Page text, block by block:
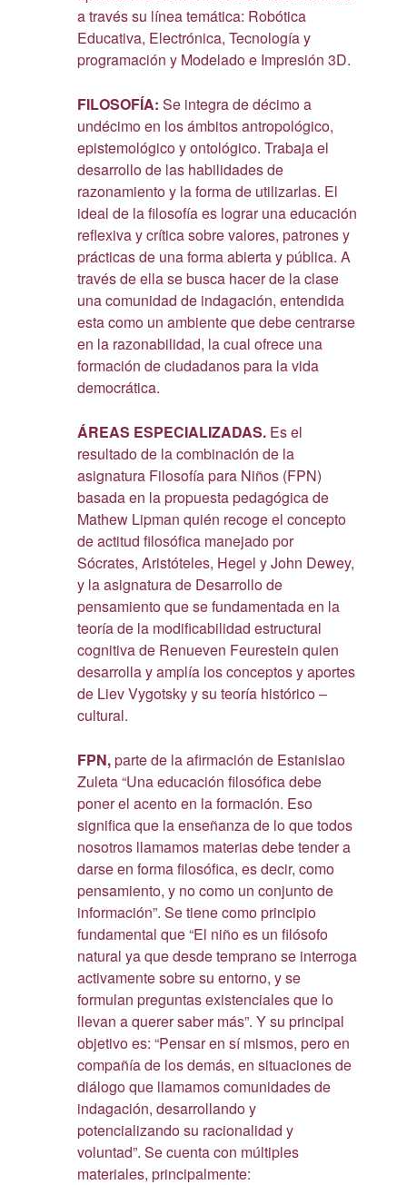
a través su línea temática: Robótica
Educativa, Electrónica, Tecnología y
programación y Modelado e Impresión 3D.
FILOSOFÍA: Se integra de décimo a
undécimo en los ámbitos antropológico,
epistemológico y ontológico. Trabaja el
desarrollo de las habilidades de
razonamiento y la forma de utilizarlas. El
ideal de la filosofía es lograr una educación
reflexiva y crítica sobre valores, patrones y
prácticas de una forma abierta y pública. A
través de ella se busca hacer de la clase
una comunidad de indagación, entendida
esta como un ambiente que debe centrarse
en la razonabilidad, la cual ofrece una
formación de ciudadanos para la vida
democrática.
ÁREAS ESPECIALIZADAS. Es el
resultado de la combinación de la
asignatura Filosofía para Niños (FPN)
basada en la propuesta pedagógica de
Mathew Lipman quién recoge el concepto
de actitud filosófica manejado por
Sócrates, Aristóteles, Hegel y John Dewey,
y la asignatura de Desarrollo de
pensamiento que se fundamentada en la
teoría de la modificabilidad estructural
cognitiva de Renueven Feurestein quien
desarrolla y amplía los conceptos y aportes
de Liev Vygotsky y su teoría histórico –
cultural.
FPN,parte de la afirmación de Estanislao
Zuleta “Una educación filosófica debe
poner el acento en la formación. Eso
significa que la enseñanza de lo que todos
nosotros llamamos materias debe tender a
darse en forma filosófica, es decir, como
pensamiento, y no como un conjunto de
información”. Se tiene como principio
fundamental que “El niño es un filósofo
natural ya que desde temprano se interroga
activamente sobre su entorno, y se
formulan preguntas existenciales que lo
llevan a querer saber más”. Y su principal
objetivo es: “Pensar en sí mismos, pero en
compañía de los demás, en situaciones de
diálogo que llamamos comunidades de
indagación, desarrollando y
potencializando su racionalidad y
voluntad”. Se cuenta con múltiples
materiales, principalmente: